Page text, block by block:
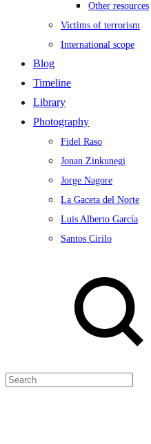
Other resources
Victims of terrorism
International scope
Blog
Timeline
Library
Photography
Fidel Raso
Jonan Zinkunegi
Jorge Nagore
La Gaceta del Norte
Luis Alberto García
Santos Cirilo